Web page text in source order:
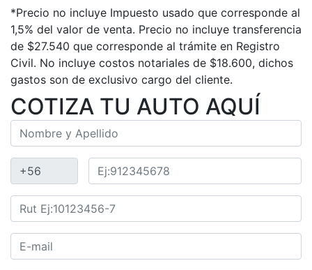
*Precio no incluye Impuesto usado que corresponde al
1,5% del valor de venta. Precio no incluye transferencia
de $27.540 que corresponde al trámite en Registro
Civil. No incluye costos notariales de $18.600, dichos
gastos son de exclusivo cargo del cliente.
COTIZA TU AUTO AQUÍ